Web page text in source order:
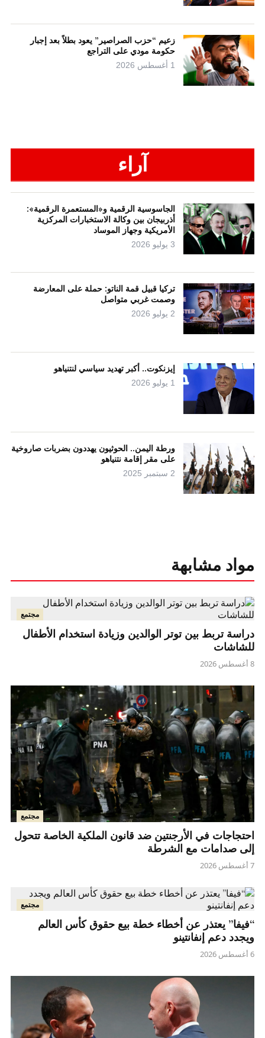
زعيم “حزب الصراصير” يعود بطلاً بعد إجبار
حكومة مودي على التراجع
1 أغسطس 2026
آراء
الجاسوسية الرقمية و«المستعمرة الرقمية»:
أذربيجان بين وكالة الاستخبارات المركزية
الأمريكية وجهاز الموساد
3 يوليو 2026
تركيا قبيل قمة الناتو: حملة على المعارضة
وصمت غربي متواصل
2 يوليو 2026
إيزنكوت.. أكبر تهديد سياسي لنتنياهو
1 يوليو 2026
ورطة اليمن.. الحوثيون يهددون بضربات صاروخية
على مقر إقامة نتنياهو
2 سبتمبر 2025
مواد مشابهة
مجتمع
دراسة تربط بين توتر الوالدين وزيادة استخدام الأطفال
للشاشات
8 أغسطس 2026
مجتمع
احتجاجات في الأرجنتين ضد قانون الملكية الخاصة تتحول
إلى صدامات مع الشرطة
7 أغسطس 2026
مجتمع
“فيفا” يعتذر عن أخطاء خطة بيع حقوق كأس العالم
ويجدد دعم إنفانتينو
6 أغسطس 2026